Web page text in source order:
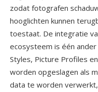
zodat fotografen
hooglichten kunnen
toestaat. De integratie
ecosysteem is één
Styles, Picture Profiles
worden opgeslagen als
data te worden